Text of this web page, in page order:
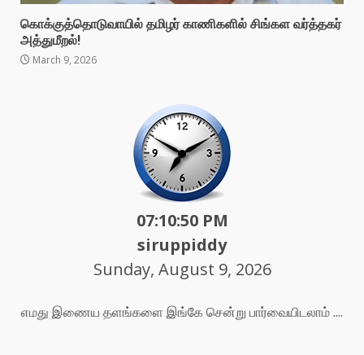
கொக்குத்தொடுவாயில் தமிழர் காணிகளில் சிங்கள வர்த்தகர்
அத்துமீறல்!
March 9, 2026
07:10:52 PM
siruppiddy
Sunday, August 9, 2026
எமது இணைய தளங்களை இங்கே சென்று பார்வையிடலாம் ....